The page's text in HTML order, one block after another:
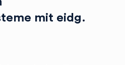
mit eidg.